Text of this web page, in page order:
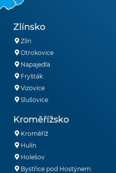
Zlínsko
Zlín
Otrokovice
Napajedla
Fryšták
Vizovice
Slušovice
Kroměřížsko
Kroměříž
Hulín
Holešov
Bystřice pod Hostýnem